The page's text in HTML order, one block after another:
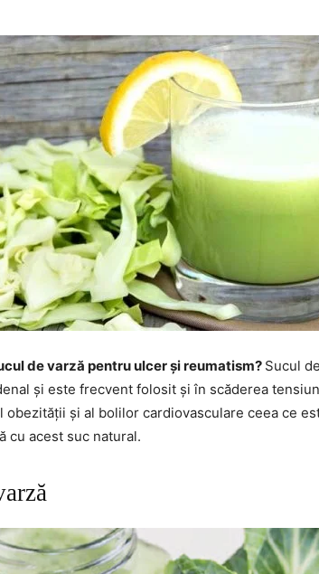
de varză pentru ulcer și reumatism? Sucul
și este frecvent folosit și în scăderea
și al bolilor cardiovasculare ceea ce
cu acest suc natural.